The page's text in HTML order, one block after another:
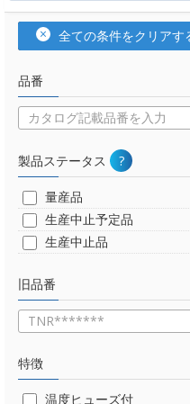
全ての条件をクリアす
品番
製品ステータス ?
量産品
生産中止予定品
生産中止品
旧品番
特徴
温度ヒューズ付